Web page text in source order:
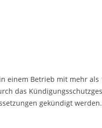
einem Betrieb mit mehr als
das
gekündigt